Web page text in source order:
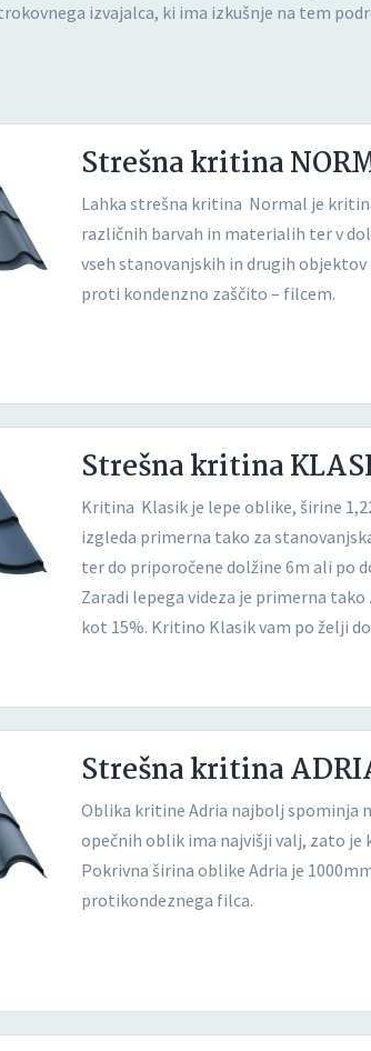
izvajalca, ki ima izkušnje na tem
Strešna kritina
Lahka strešna kritina Normal je
različnih barvah in materialih ter v
vseh stanovanjskih in drugih
proti kondenzno zaščito – filcem.
Strešna kritina
Kritina Klasik je lepe oblike, širine
izgleda primerna tako za
ter do priporočene dolžine 6m ali po
Zaradi lepega videza je primerna
kot 15%. Kritino Klasik vam po želji
Strešna kritina
Oblika kritine Adria najbolj spominja
opečnih oblik ima najvišji valj, zato je
Pokrivna širina oblike Adria je
protikondeznega filca.